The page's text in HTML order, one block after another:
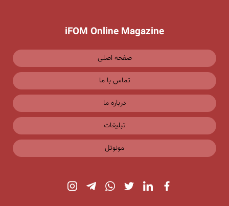
iFOM Online Magazine
صفحه اصلی
تماس با ما
درباره ما
تبلیغات
مونوتل